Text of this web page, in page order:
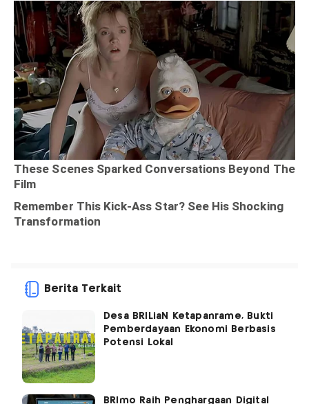
Berita Terkait
Desa BRILiaN Ketapanrame, Bukti
Pemberdayaan Ekonomi Berbasis
Potensi Lokal
BRImo Raih Penghargaan Digital